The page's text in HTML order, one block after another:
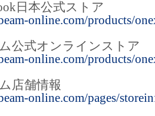
日本公式ストア
online.com/products/
公式オンラインストア
online.com/products/
店舗情報
online.com/pages/